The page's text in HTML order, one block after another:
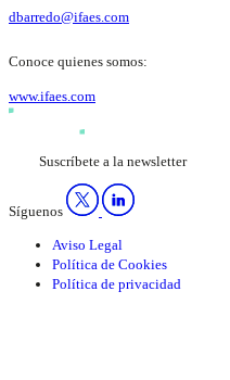
dbarredo@ifaes.com
Conoce quienes somos:
www.ifaes.com
Suscríbete a la newsletter
Síguenos
Aviso Legal
Política de Cookies
Política de privacidad